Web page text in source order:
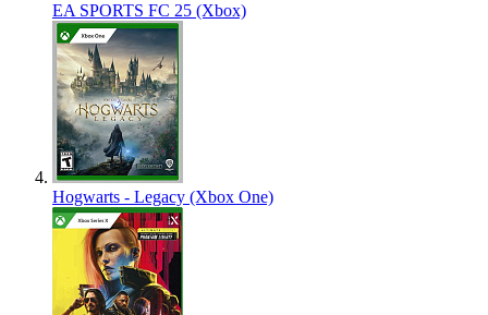
EA SPORTS FC 25 (Xbox)
Hogwarts - Legacy (Xbox One)